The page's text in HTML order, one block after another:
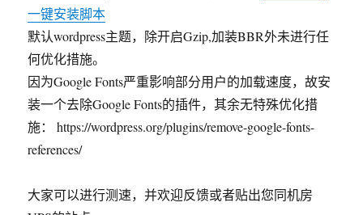
一键安装脚本
默认wordpress主题，除开启Gzip,加装BBR外未进行任
何优化措施。
因为Google Fonts严重影响部分用户的加载速度，故安
装一个去除Google Fonts的插件，其余无特殊优化措
施： https://wordpress.org/plugins/remove-google-fonts-
references/
大家可以进行测速，并欢迎反馈或者贴出您同机房